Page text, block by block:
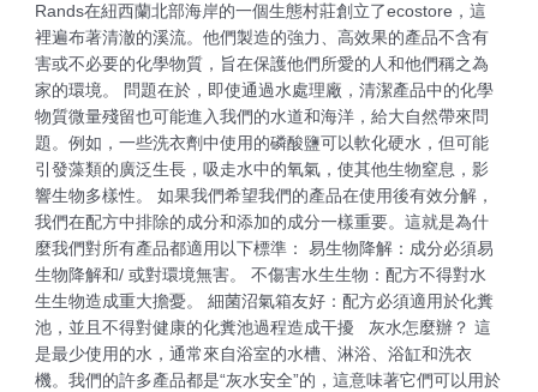
Rands在紐西蘭北部海岸的一個生態村莊創立了ecostore，這
裡遍布著清澈的溪流。他們製造的強力、高效果的產品不含有
害或不必要的化學物質，旨在保護他們所愛的人和他們稱之為
家的環境。 問題在於，即使通過水處理廠，清潔產品中的化學
物質微量殘留也可能進入我們的水道和海洋，給大自然帶來問
題。例如，一些洗衣劑中使用的磷酸鹽可以軟化硬水，但可能
引發藻類的廣泛生長，吸走水中的氧氣，使其他生物窒息，影
響生物多樣性。 如果我們希望我們的產品在使用後有效分解，
我們在配方中排除的成分和添加的成分一樣重要。這就是為什
麼我們對所有產品都適用以下標準： 易生物降解：成分必須易
生物降解和/ 或對環境無害。 不傷害水生生物：配方不得對水
生生物造成重大擔憂。 細菌沼氣箱友好：配方必須適用於化糞
池，並且不得對健康的化糞池過程造成干擾 灰水怎麼辦？ 這
是最少使用的水，通常來自浴室的水槽、淋浴、浴缸和洗衣
機。我們的許多產品都是“灰水安全”的，這意味著它們可以用於